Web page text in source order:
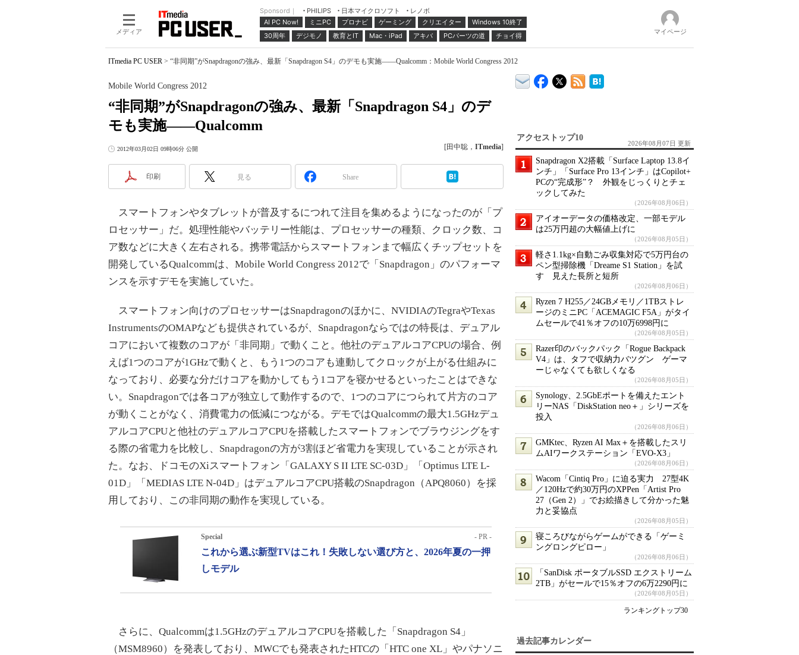
メディア
Sponsord｜ PHILIPS 日本マイクロソフト
レノボ
AI PC Now!
ミニPC プロナビ ゲーミング クリエイター
Windows 10終了
30周年
デジモノ 教育とIT Mac・iPad アキバ PCパーツの道 チョイ得 マイページ
ITmedia PC USER > “非同期”がSnapdragonの強み、最新「Snapdragon S4」のデモも実施――Qualcomm：Mobile World Congress 2012
“非同期”がSnapdragonの強み、最新「Snapdragon S4」のデ
モも実施――Qualcomm
Mobile World Congress 2012
2012年03月02日 09時06分 公開 [田中聡， ITmedia]
印刷 見る Share
スマートフォンやタブレットが普及するにつれて注目を集めるようになったのが「プ
ロセッサー」だ。処理性能やバッテリー性能は、プロセッサーの種類、クロック数、コ
ア数などに大きく左右される。携帯電話からスマートフォンまで幅広くチップセットを
開発しているQualcommは、Mobile World Congress 2012で「Snapdragon」のパフォーマ
ンスを示すデモを実施していた。
スマートフォン向けのプロセッサーはSnapdragonのほかに、NVIDIAのTegraやTexas
InstrumentsのOMAPなども提供されているが、Snapdragonならではの特長は、デュアル
コアにおいて複数のコアが「非同期」で動くこと。他社のデュアルコアCPUの場合、例
えば1つのコアが1GHzで動くと、もう1つのコアも連動してクロックが上がる仕組みに
なっており、必要な分だけコアを動かしてもう1コアを寝かせるといったことはできな
い。Snapdragonでは各コアが独立して動作するので、1つのコアにつられて片方のコア
が動くことがなく、消費電力の低減につながる。デモではQualcommの最大1.5GHzデュ
アルコアCPUと他社のデュアルコアCPUを搭載したスマートフォンでブラウジングをす
る際の省電力を比較し、Snapdragonの方が3割ほど省電力を実現していることが示され
た。なお、ドコモのXiスマートフォン「GALAXY S II LTE SC-03D」「Optimus LTE L-
01D」「MEDIAS LTE N-04D」はデュアルコアCPU搭載のSnapdragon（APQ8060）を採
用しており、この非同期の動作を実現している。
Special - PR -
これから選ぶ新型TVはこれ！失敗しない選び方と、2026年夏の一押
しモデル
さらに、Qualcommは1.5GHzのデュアルコアCPUを搭載した「Snapdragon S4」
（MSM8960）を発表しており、MWCでも発表されたHTCの「HTC one XL」やパナソニ
アクセストップ10
2026年08月07日 更新
Snapdragon X2搭載「Surface Laptop 13.8イ
ンチ」「Surface Pro 13インチ」はCopilot+
PCの“完成形”？ 外観をじっくりとチェ
ックしてみた
（2026年08月06日）
アイオーデータの価格改定、一部モデル
は25万円超の大幅値上げに
（2026年08月05日）
軽さ1.1kg×自動ごみ収集対応で5万円台の
ペン型掃除機「Dreame S1 Station」を試
す 見えた長所と短所
（2026年08月06日）
Ryzen 7 H255／24GBメモリ／1TBストレ
ージのミニPC「ACEMAGIC F5A」がタイ
ムセールで41％オフの10万6998円に
（2026年08月05日）
Razer印のバックパック「Rogue Backpack
V4」は、タフで収納力バツグン ゲーマ
ーじゃなくても欲しくなる
（2026年08月05日）
Synology、2.5GbEポートを備えたエント
リーNAS「DiskStation neo＋」シリーズを
投入
（2026年08月06日）
GMKtec、Ryzen AI Max＋を搭載したスリ
ムAIワークステーション「EVO-X3」
（2026年08月06日）
Wacom「Cintiq Pro」に迫る実力 27型4K
／120Hzで約30万円のXPPen「Artist Pro
27（Gen 2）」でお絵描きして分かった魅
力と妥協点
（2026年08月05日）
寝ころびながらゲームができる「ゲーミ
ングロングピロー」
（2026年08月06日）
「SanDisk ポータブルSSD エクストリーム
2TB」がセールで15％オフの6万2290円に
（2026年08月05日）
ランキングトップ30
過去記事カレンダー